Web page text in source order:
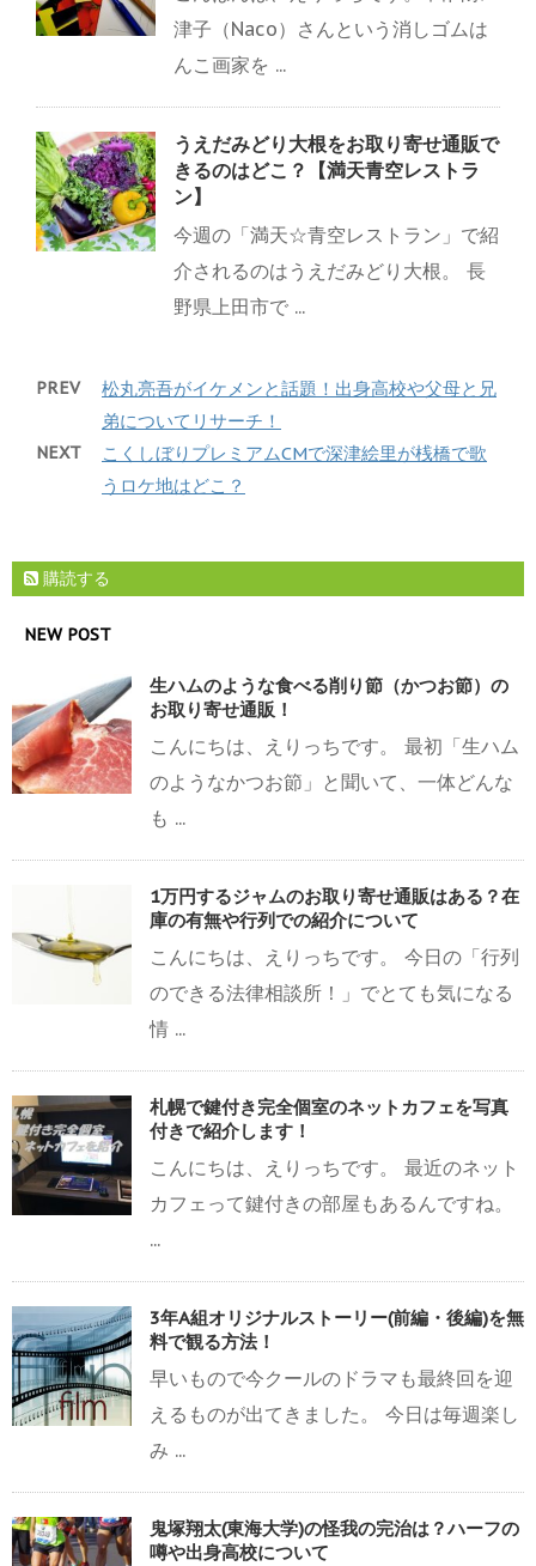
津子（Naco）さんという消しゴムは
んこ画家を ...
うえだみどり大根をお取り寄せ通販で
きるのはどこ？【満天青空レストラ
ン】
今週の「満天☆青空レストラン」で紹
介されるのはうえだみどり大根。 長
野県上田市で ...
PREV
松丸亮吾がイケメンと話題！出身高校や父母と兄
弟についてリサーチ！
NEXT
こくしぼりプレミアムCMで深津絵里が桟橋で歌
うロケ地はどこ？
購読する
NEW POST
生ハムのような食べる削り節（かつお節）の
お取り寄せ通販！
こんにちは、えりっちです。 最初「生ハム
のようなかつお節」と聞いて、一体どんな
も ...
1万円するジャムのお取り寄せ通販はある？在
庫の有無や行列での紹介について
こんにちは、えりっちです。 今日の「行列
のできる法律相談所！」でとても気になる
情 ...
札幌で鍵付き完全個室のネットカフェを写真
付きで紹介します！
こんにちは、えりっちです。 最近のネット
カフェって鍵付きの部屋もあるんですね。
...
3年A組オリジナルストーリー(前編・後編)を無
料で観る方法！
早いもので今クールのドラマも最終回を迎
えるものが出てきました。 今日は毎週楽し
み ...
鬼塚翔太(東海大学)の怪我の完治は？ハーフの
噂や出身高校について